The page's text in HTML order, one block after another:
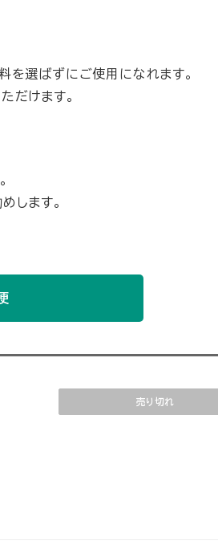
を選ばずにご使用になれます。
だけます。
します。
売り切れ